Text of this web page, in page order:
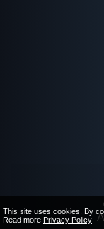
This site uses cookies. By
Read more Privacy Policy